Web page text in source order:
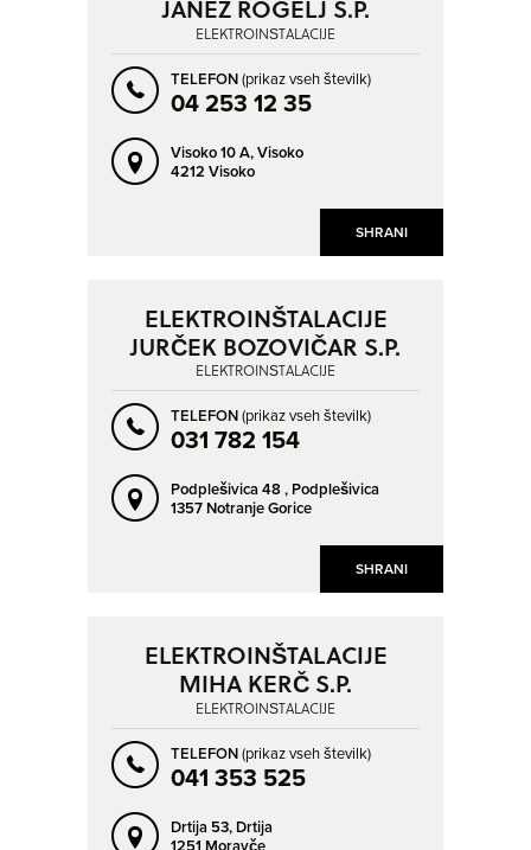
SHRANI
JANEZ ROGELJ S.P.
ELEKTROINŠTALACIJE
TELEFON(prikaz vseh številk)
04 253 12 35
Visoko 10 A,Visoko
4212 Visoko
SHRANI
ELEKTROINŠTALACIJE
JURČEK BOZOVIČAR S.P.
ELEKTROINŠTALACIJE
TELEFON(prikaz vseh številk)
031 782 154
Podplešivica 48 , Podplešivica
1357 Notranje Gorice
ELEKTROINŠTALACIJE
MIHA KERČ S.P.
ELEKTROINŠTALACIJE
TELEFON(prikaz vseh številk)
041 353 525
Drtija 53, Drtija